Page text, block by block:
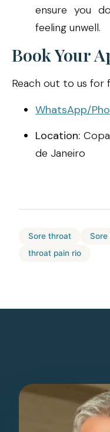
ensure you
feeling unwell.
Book Your
Reach out to us for
WhatsApp/
Location:
de Janeiro
Sore throat
Sore
throat pain rio